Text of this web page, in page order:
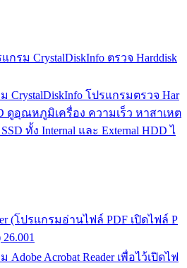
กรม CrystalDiskInfo ตรวจ Harddisk
CrystalDiskInfo โปรแกรมตรวจ Har
ดูอุณหภูมิเครื่อง ความเร็ว หาสาเหต
ทั้ง Internal และ External HDD ไ
(โปรแกรมอ่านไฟล์ PDF เปิดไฟล์ P
Acrobat Reader เพื่อไว้เปิดไฟ